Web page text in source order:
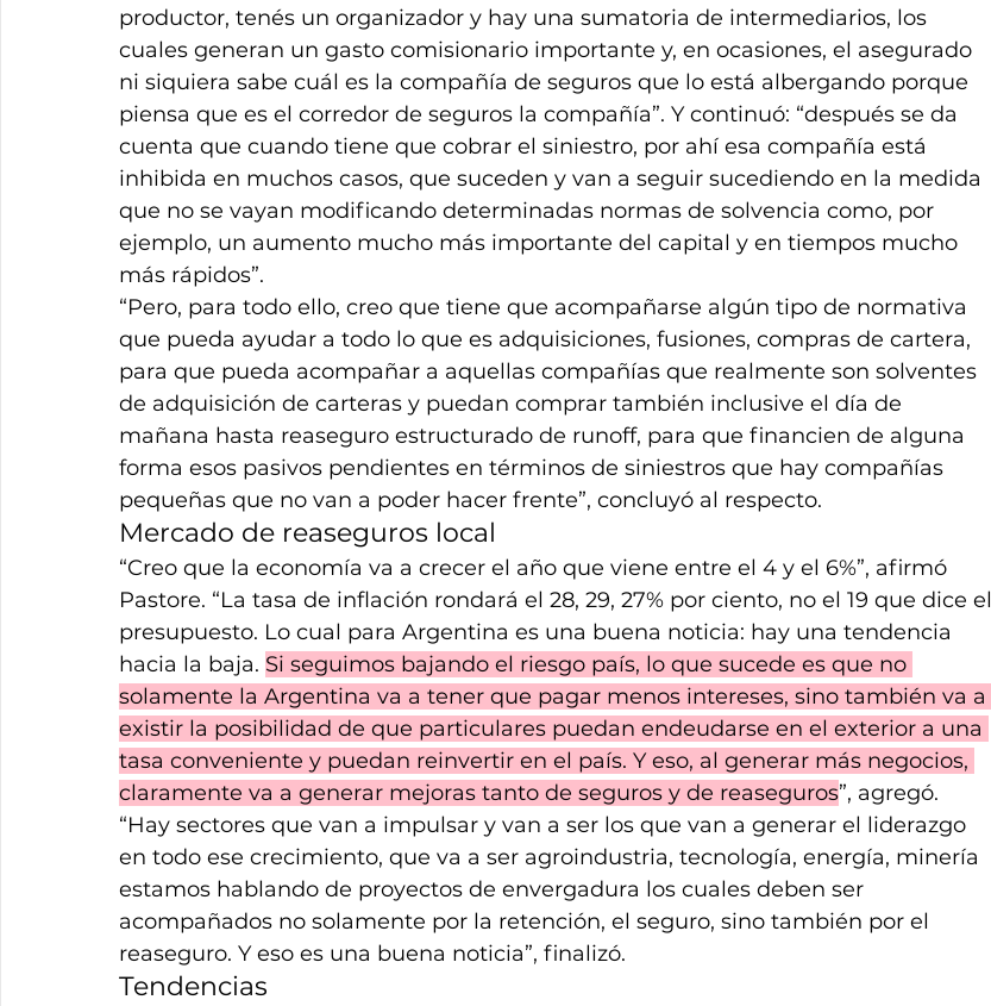
productor, tenés un organizador y hay una sumatoria de intermediarios, los
cuales generan un gasto comisionario importante y, en ocasiones, el asegurado
ni siquiera sabe cuál es la compañía de seguros que lo está albergando porque
piensa que es el corredor de seguros la compañía”. Y continuó: “después se da
cuenta que cuando tiene que cobrar el siniestro, por ahí esa compañía está
inhibida en muchos casos, que suceden y van a seguir sucediendo en la medida
que no se vayan modificando determinadas normas de solvencia como, por
ejemplo, un aumento mucho más importante del capital y en tiempos mucho
más rápidos”.
“Pero, para todo ello, creo que tiene que acompañarse algún tipo de normativa
que pueda ayudar a todo lo que es adquisiciones, fusiones, compras de cartera,
para que pueda acompañar a aquellas compañías que realmente son solventes
de adquisición de carteras y puedan comprar también inclusive el día de
mañana hasta reaseguro estructurado de runoff, para que financien de alguna
forma esos pasivos pendientes en términos de siniestros que hay compañías
pequeñas que no van a poder hacer frente”, concluyó al respecto.
Mercado de reaseguros local
“Creo que la economía va a crecer el año que viene entre el 4 y el 6%”, afirmó
Pastore. “La tasa de inflación rondará el 28, 29, 27% por ciento, no el 19 que dice el
presupuesto. Lo cual para Argentina es una buena noticia: hay una tendencia
hacia la baja. Si seguimos bajando el riesgo país, lo que sucede es que no
solamente la Argentina va a tener que pagar menos intereses, sino también va a
existir la posibilidad de que particulares puedan endeudarse en el exterior a una
tasa conveniente y puedan reinvertir en el país. Y eso, al generar más negocios,
claramente va a generar mejoras tanto de seguros y de reaseguros”, agregó.
“Hay sectores que van a impulsar y van a ser los que van a generar el liderazgo
en todo ese crecimiento, que va a ser agroindustria, tecnología, energía, minería
estamos hablando de proyectos de envergadura los cuales deben ser
acompañados no solamente por la retención, el seguro, sino también por el
reaseguro. Y eso es una buena noticia”, finalizó.
Tendencias